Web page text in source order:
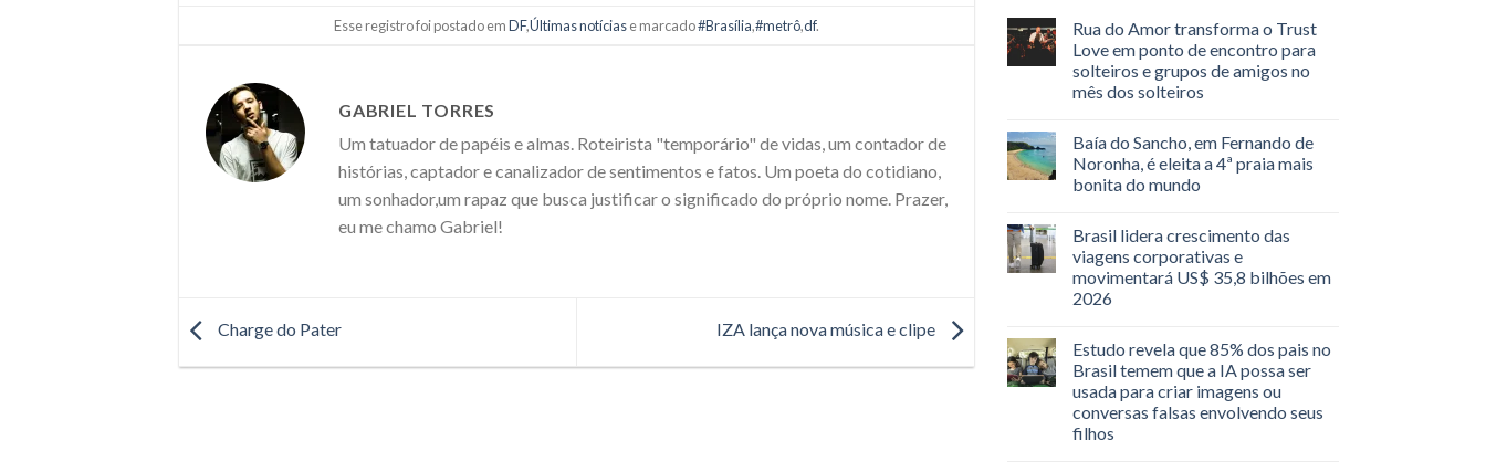
Esse registro foi postado emDF,Últimas notíciase marcado#Brasília,#metrô,df.
GABRIEL TORRES
Um tatuador de papéis e almas. Roteirista "temporário" de vidas, um contador de
histórias, captador e canalizador de sentimentos e fatos. Um poeta do cotidiano,
um sonhador,um rapaz que busca justificar o significado do próprio nome. Prazer,
eu me chamo Gabriel!
Charge do Pater IZA lança nova música e clipe
Rua do Amor transforma o Trust
Love em ponto de encontro para
solteiros e grupos de amigos no
mês dos solteiros
Baía do Sancho, em Fernando de
Noronha, é eleita a 4ª praia mais
bonita do mundo
Brasil lidera crescimento das
viagens corporativas e
movimentará US$ 35,8 bilhões em
2026
Estudo revela que 85% dos pais no
Brasil temem que a IA possa ser
usada para criar imagens ou
conversas falsas envolvendo seus
filhos